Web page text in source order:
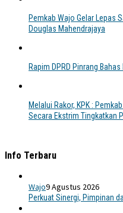
Pemkab Wajo Gelar Lepas
Douglas Mahendrajaya
Rapim DPRD Pinrang
Melalui Rakor, KPK :
Secara Ekstrim Tingkatkan
Info Terbaru
Wajo9 Agustus 2026
Perkuat Sinergi, Pimpinan